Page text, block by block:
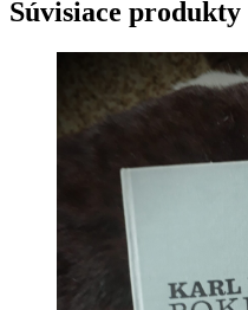
Súvisiace produkty